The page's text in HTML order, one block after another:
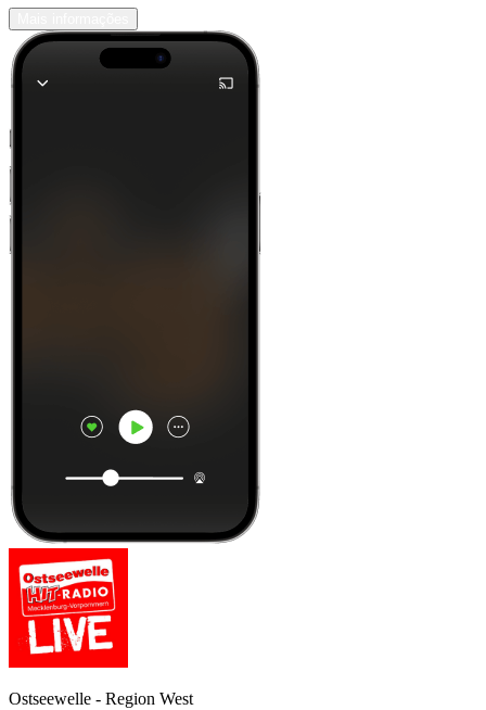
Ostseewelle - Region West